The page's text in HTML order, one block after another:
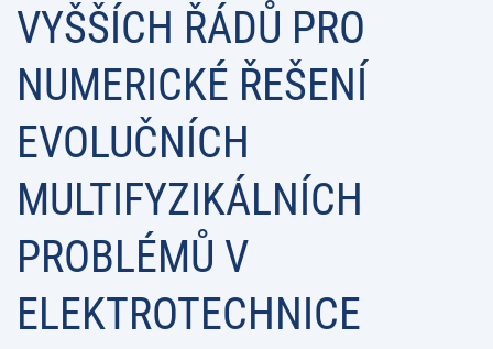
VYŠŠÍCH ŘÁDŮ PRO
NUMERICKÉ ŘEŠENÍ
EVOLUČNÍCH
MULTIFYZIKÁLNÍCH
PROBLÉMŮ V
ELEKTROTECHNICE